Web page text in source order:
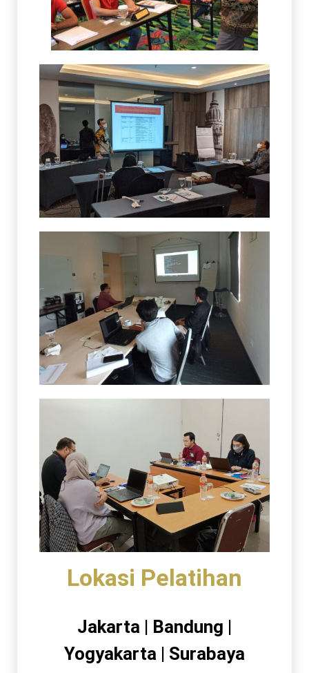
Lokasi Pelatihan
Jakarta | Bandung |
Yogyakarta | Surabaya